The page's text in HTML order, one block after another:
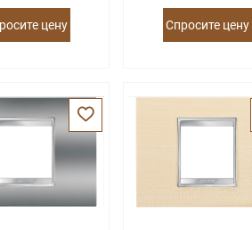
цену Спросите цену